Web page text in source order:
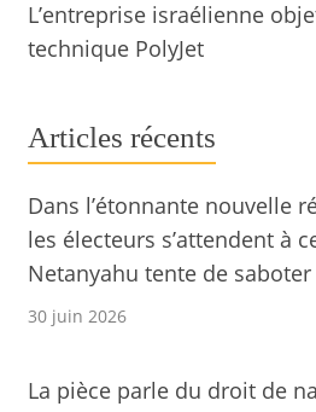
L’entreprise israélienne
technique PolyJet
Articles récents
Dans l’étonnante nouvelle
les électeurs s’attendent à
Netanyahu tente de
30 juin 2026
La pièce parle du droit de